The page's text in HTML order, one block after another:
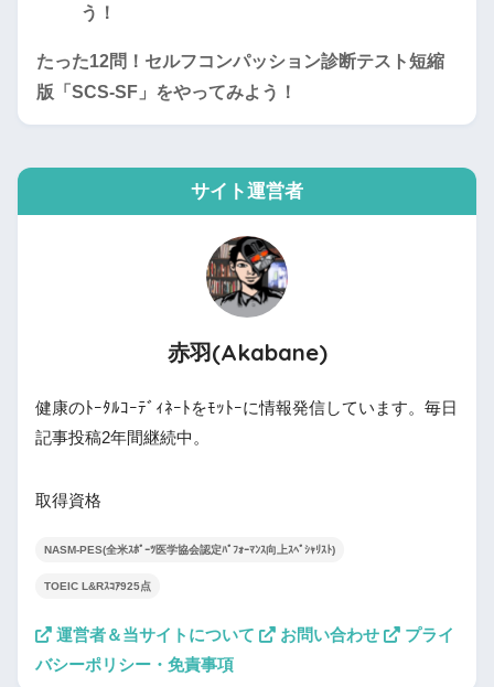
たった12問！セルフコンパッション診断テスト短縮
版「SCS-SF」をやってみよう！
サイト運営者
赤羽(Akabane)
健康のﾄｰﾀﾙｺｰﾃﾞｨﾈｰﾄをﾓｯﾄｰに情報発信しています。毎日
記事投稿2年間継続中。
取得資格
NASM-PES(全米ｽﾎﾟｰﾂ医学協会認定ﾊﾟﾌｫｰﾏﾝｽ向上ｽﾍﾟｼｬﾘｽﾄ)
TOEIC L&Rｽｺｱ925点
運営者＆当サイトについて お問い合わせ
プライ
バシーポリシー・免責事項